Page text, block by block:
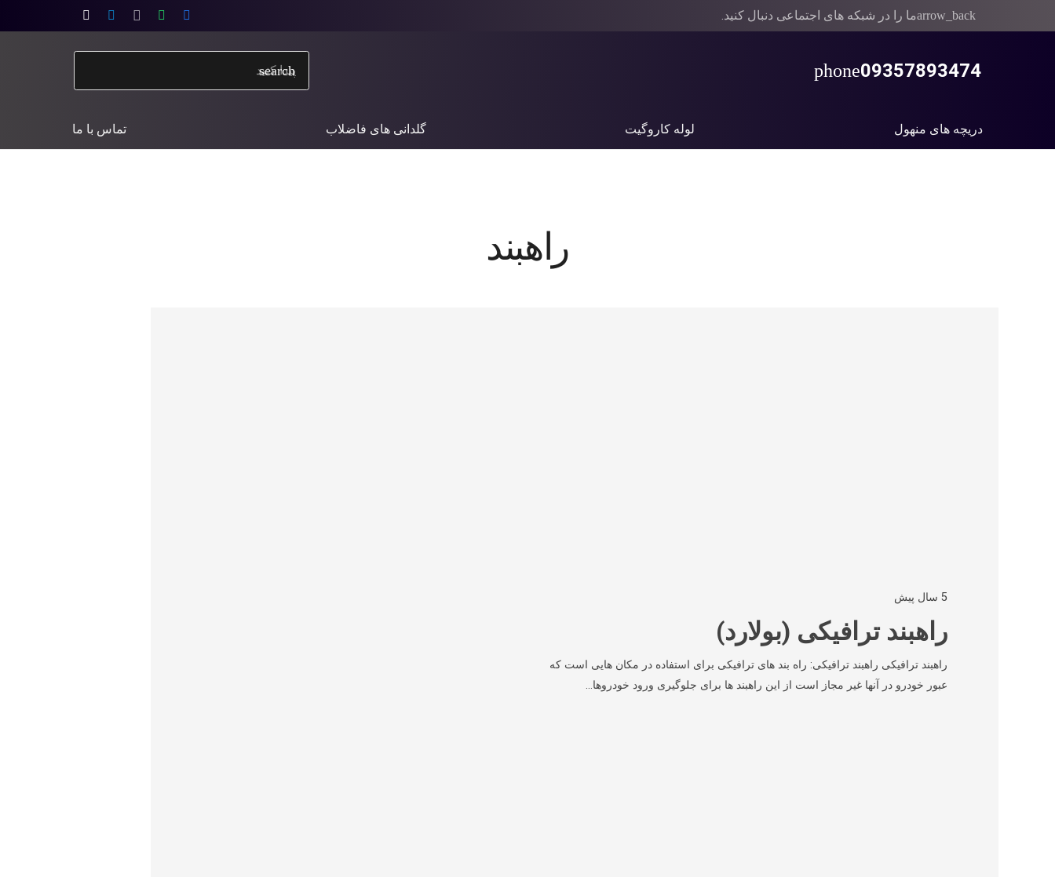
arrow_backما را در شبکه های اجتماعی دنبال کنید.
09357893474
phone
search
دریچه های منهول لوله کاروگیت گلدانی های فاضلاب تماس با ما
راهبند
5 سال پیش
راهبند ترافیکی (بولارد)
راهبند ترافیکی راهبند ترافیکی: راه بند های ترافیکی برای استفاده در مکان هایی است که
عبور خودرو در آنها غیر مجاز است از این راهبند ها برای جلوگیری ورود خودروها…